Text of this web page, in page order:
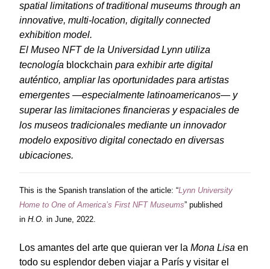
spatial limitations of traditional museums through an
innovative, multi-location, digitally connected
exhibition model.
El Museo NFT de la Universidad Lynn utiliza
tecnología blockchain para exhibir arte digital
auténtico, ampliar las oportunidades para artistas
emergentes —especialmente latinoamericanos— y
superar las limitaciones financieras y espaciales de
los museos tradicionales mediante un innovador
modelo expositivo digital conectado en diversas
ubicaciones.
This is the Spanish translation of the article: “Lynn University
Home to One of America’s First NFT Museums” published
in H.O. in June, 2022.
Los amantes del arte que quieran ver la Mona Lisa en
todo su esplendor deben viajar a París y visitar el